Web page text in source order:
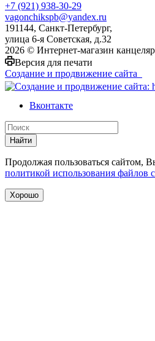
+7 (921) 938-30-29
vagonchikspb@yandex.ru
191144, Санкт-Петербург,
улица 6-я Советская, д.32
2026 © Интернет-магазин
Версия для печати
Создание и продвижение сайта
Вконтакте
Найти
Продолжая пользоваться сайтом,
политикой использования файлов
Хорошо